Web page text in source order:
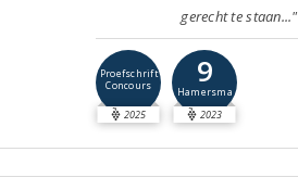
gerecht te staan..."
Proefschrift
Concours
2025
9
Hamersma
2023